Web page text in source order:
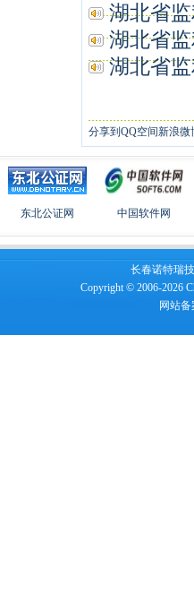
湖北省
湖北省
湖北省
分享到 QQ空间新浪微
东北公证网 中国软件网
长春诺特瑞
Copyright © 2006-2026
网站